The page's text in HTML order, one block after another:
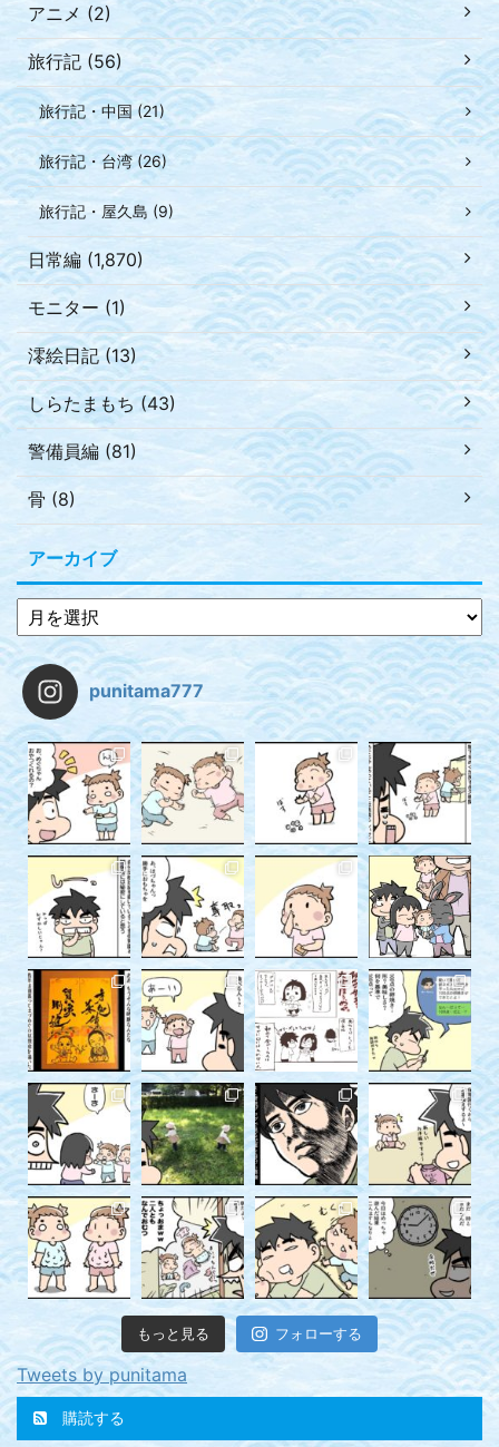
アニメ (2)
旅行記 (56)
旅行記・中国 (21)
旅行記・台湾 (26)
旅行記・屋久島 (9)
日常編 (1,870)
モニター (1)
澪絵日記 (13)
しらたまもち (43)
警備員編 (81)
骨 (8)
アーカイブ
punitama777
もっと見る フォローする
Tweets by punitama
購読する